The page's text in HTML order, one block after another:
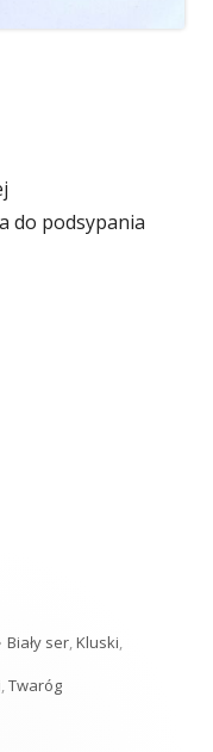
do podsypania
Tagi
Biały ser,Kluski,
,Twaróg